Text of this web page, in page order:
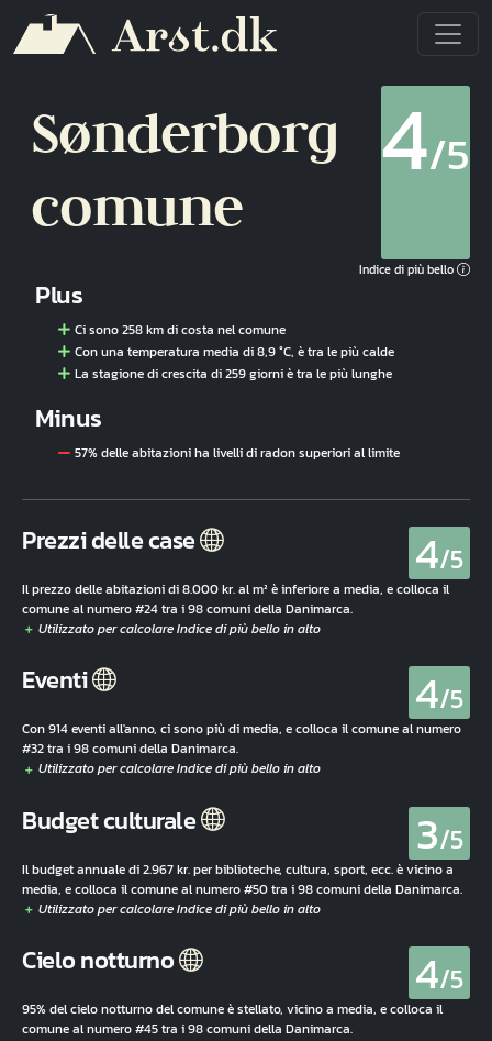
Sønderborg
comune
4/5
Indice di più bello
Plus
Ci sono 258 km di costa nel comune
Con una temperatura media di 8,9 °C, è tra le più calde
La stagione di crescita di 259 giorni è tra le più lunghe
Minus
57% delle abitazioni ha livelli di radon superiori al limite
Prezzi delle case 4/5
Il prezzo delle abitazioni di 8.000 kr. al m² è inferiore a media, e colloca il
comune al numero #24 tra i 98 comuni della Danimarca.
Eventi 4/5
Con 914 eventi all'anno, ci sono più di media, e colloca il comune al numero
#32 tra i 98 comuni della Danimarca.
Budget culturale 3/5
Il budget annuale di 2.967 kr. per biblioteche, cultura, sport, ecc. è vicino a
media, e colloca il comune al numero #50 tra i 98 comuni della Danimarca.
Cielo notturno 4/5
95% del cielo notturno del comune è stellato, vicino a media, e colloca il
comune al numero #45 tra i 98 comuni della Danimarca.